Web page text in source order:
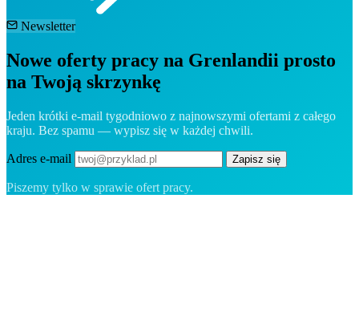
Newsletter
Nowe oferty pracy na Grenlandii prosto
na Twoją skrzynkę
Jeden krótki e-mail tygodniowo z najnowszymi ofertami z całego
kraju. Bez spamu — wypisz się w każdej chwili.
Adres e-mail Zapisz się
Piszemy tylko w sprawie ofert pracy.